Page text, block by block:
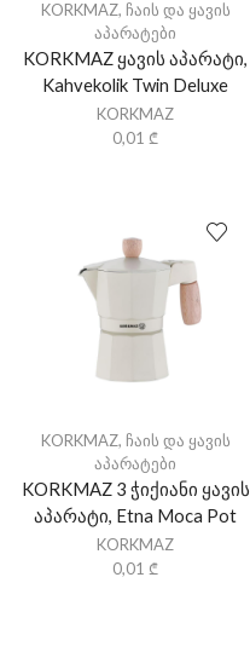
KORKMAZ, ჩაის და ყავის
აპარატები
KORKMAZ ყავის აპარატი,
Kahvekolik Twin Deluxe
KORKMAZ
0,01 ₾
KORKMAZ, ჩაის და ყავის
აპარატები
KORKMAZ 3 ჭიქიანი ყავის
აპარატი, Etna Moca Pot
KORKMAZ
0,01 ₾